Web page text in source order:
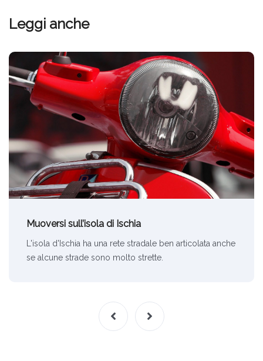
Leggi anche
Muoversi sull’isola di Ischia
L'isola d'Ischia ha una rete stradale ben articolata anche
se alcune strade sono molto strette.